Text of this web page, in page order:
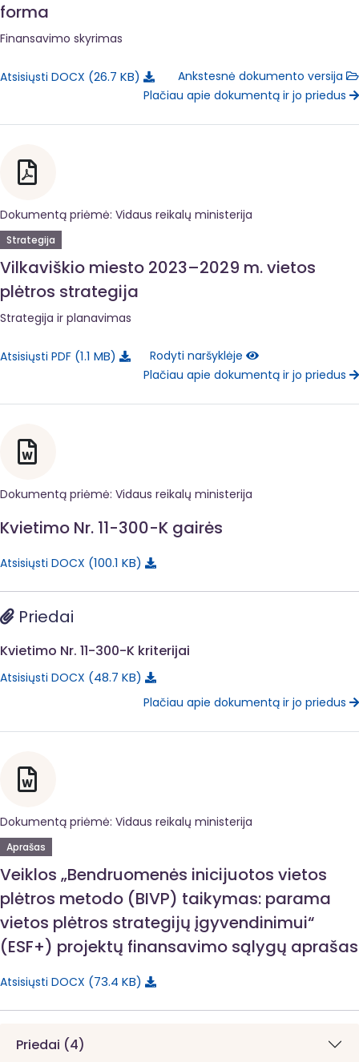
forma
Finansavimo skyrimas
Atsisiųsti DOCX 26.7 KB
Ankstesnė dokumento versija
Plačiau apie dokumentą ir jo priedus
Dokumentą priėmė: Vidaus reikalų ministerija
Strategija
Vilkaviškio miesto 2023–2029 m. vietos
plėtros strategija
Strategija ir planavimas
Atsisiųsti PDF 1.1 MB
Rodyti naršyklėje
Plačiau apie dokumentą ir jo priedus
Dokumentą priėmė: Vidaus reikalų ministerija
Kvietimo Nr. 11-300-K gairės
Atsisiųsti DOCX 100.1 KB
Priedai
Kvietimo Nr. 11-300-K kriterijai
Atsisiųsti DOCX 48.7 KB
Plačiau apie dokumentą ir jo priedus
Dokumentą priėmė: Vidaus reikalų ministerija
Aprašas
Veiklos „Bendruomenės inicijuotos vietos
plėtros metodo (BIVP) taikymas: parama
vietos plėtros strategijų įgyvendinimui“
(ESF+) projektų finansavimo sąlygų aprašas
Atsisiųsti DOCX 73.4 KB
Priedai (4)